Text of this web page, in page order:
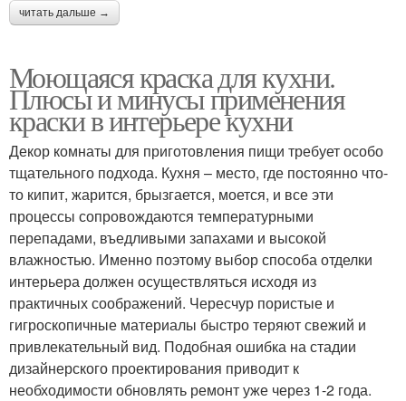
читать дальше →
Моющаяся краска для кухни.
Плюсы и минусы применения
краски в интерьере кухни
Декор комнаты для приготовления пищи требует особо
тщательного подхода. Кухня – место, где постоянно что-
то кипит, жарится, брызгается, моется, и все эти
процессы сопровождаются температурными
перепадами, въедливыми запахами и высокой
влажностью. Именно поэтому выбор способа отделки
интерьера должен осуществляться исходя из
практичных соображений. Чересчур пористые и
гигроскопичные материалы быстро теряют свежий и
привлекательный вид. Подобная ошибка на стадии
дизайнерского проектирования приводит к
необходимости обновлять ремонт уже через 1-2 года.